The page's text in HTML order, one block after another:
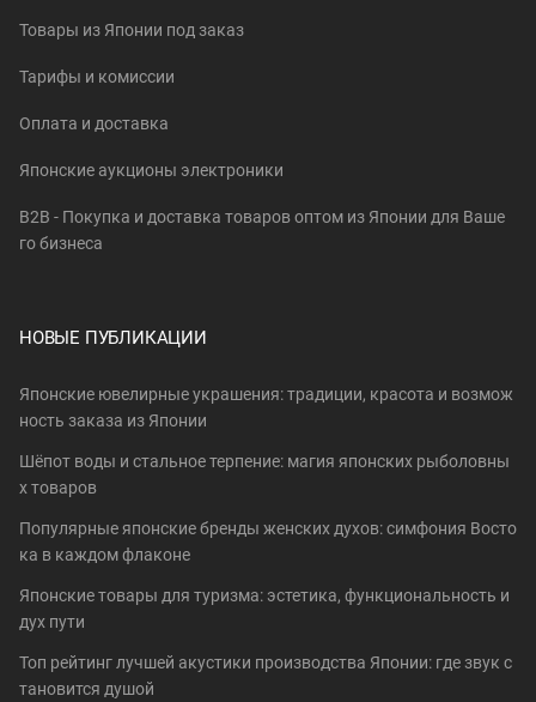
Товары из Японии под заказ
Тарифы и комиссии
Оплата и доставка
Японские аукционы электроники
B2B - Покупка и доставка товаров оптом из Японии для Ваше
го бизнеса
НОВЫЕ ПУБЛИКАЦИИ
Японские ювелирные украшения: традиции, красота и возмож
ность заказа из Японии
Шёпот воды и стальное терпение: магия японских рыболовны
х товаров
Популярные японские бренды женских духов: симфония Восто
ка в каждом флаконе
Японские товары для туризма: эстетика, функциональность и
дух пути
Топ рейтинг лучшей акустики производства Японии: где звук с
тановится душой